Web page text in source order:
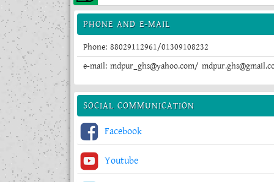
PHONE AND E-MAIL
Phone: 88029112961/01309108232
e-mail: mdpur_ghs@yahoo.com/
SOCIAL COMMUNICATION
Facebook
Youtube